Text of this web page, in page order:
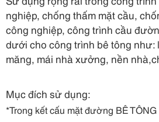
nghiệp, chống thấm mặt cầu,
công nghiệp, công trình cầu
dưới cho công trình bê tông như:
măng, mái nhà xưởng, nền
Mục đích sử dụng:
*Trong kết cấu mặt đường BÊ